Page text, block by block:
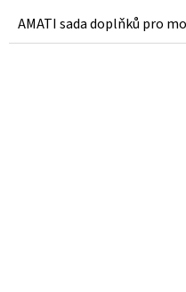
AMATI sada doplňků pro